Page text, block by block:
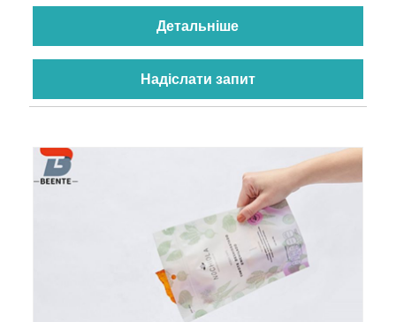
Детальніше
Надіслати запит